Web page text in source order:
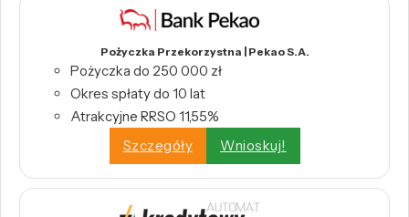
Pożyczka Przekorzystna | Pekao S.A.
Pożyczka do 250 000 zł
Okres spłaty do 10 lat
Atrakcyjne RRSO 11,55%
Szczegóły
Wnioskuj!